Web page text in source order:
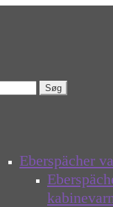
Søg
Eberspächer